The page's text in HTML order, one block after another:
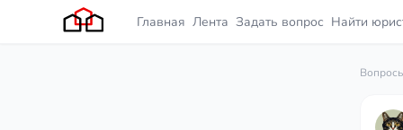
Главная Лента Задать вопрос Найти